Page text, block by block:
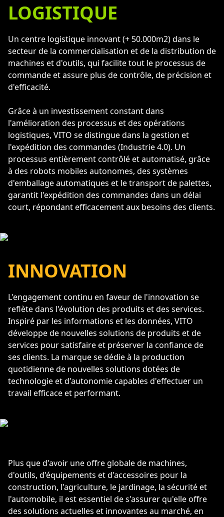
LOGISTIQUE
Un centre logistique innovant (+ 50.000m2) dans le
secteur de la commercialisation et de la distribution de
machines et d'outils, qui facilite tout le processus de
commande et assure plus de contrôle, de précision et
d'efficacité.
Grâce à un investissement constant dans
l'amélioration des processus et des opérations
logistiques, VITO se distingue dans la gestion et
l'expédition des commandes (Industrie 4.0). Un
processus entièrement contrôlé et automatisé, grâce
à des robots mobiles autonomes, des systèmes
d'emballage automatiques et le transport de palettes,
garantit l'expédition des commandes dans un délai
court, répondant efficacement aux besoins des clients.
INNOVATION
L'engagement continu en faveur de l'innovation se
reflète dans l'évolution des produits et des services.
Inspiré par les informations et les données, VITO
développe de nouvelles solutions de produits et de
services pour satisfaire et préserver la confiance de
ses clients. La marque se dédie à la production
quotidienne de nouvelles solutions dotées de
technologie et d'autonomie capables d'effectuer un
travail efficace et performant.
Plus que d'avoir une offre globale de machines,
d'outils, d'équipements et d'accessoires pour la
construction, l'agriculture, le jardinage, la sécurité et
l'automobile, il est essentiel de s'assurer qu'elle offre
des solutions actuelles et innovantes au marché, en